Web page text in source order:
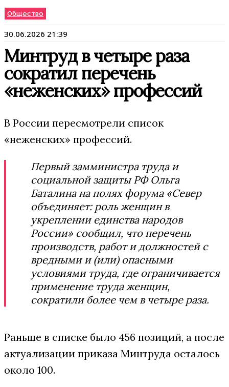
Общество
30.06.2026 21:39
Минтруд в четыре раза
сократил перечень
«неженских» профессий
В России пересмотрели список
«неженских» профессий.
Первый замминистра труда и
социальной защиты РФ Ольга
Баталина на полях форума «Север
объединяет: роль женщин в
укреплении единства народов
России» сообщил, что перечень
производств, работ и должностей с
вредными и (или) опасными
условиями труда, где ограничивается
применение труда женщин,
сократили более чем в четыре раза.
Раньше в списке было 456 позиций, а после
актуализации приказа Минтруда осталось
около 100.